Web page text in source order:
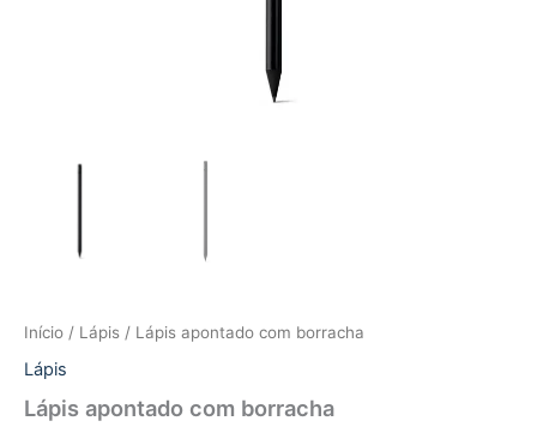
Início / Lápis / Lápis apontado com borracha
Lápis
Lápis apontado com borracha